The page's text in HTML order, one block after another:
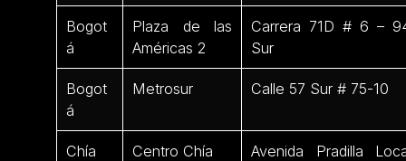
Bogot
á
Plaza de las
Américas 2
Carrera 71D # 6 –
Sur
Bogot
á
Metrosur Calle 57 Sur # 75-10
Chía Centro Chía
Avenida Pradilla